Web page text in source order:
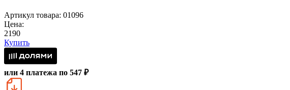
Артикул товара: 01096
Цена:
2190
Купить
или 4 платежа по 547 ₽